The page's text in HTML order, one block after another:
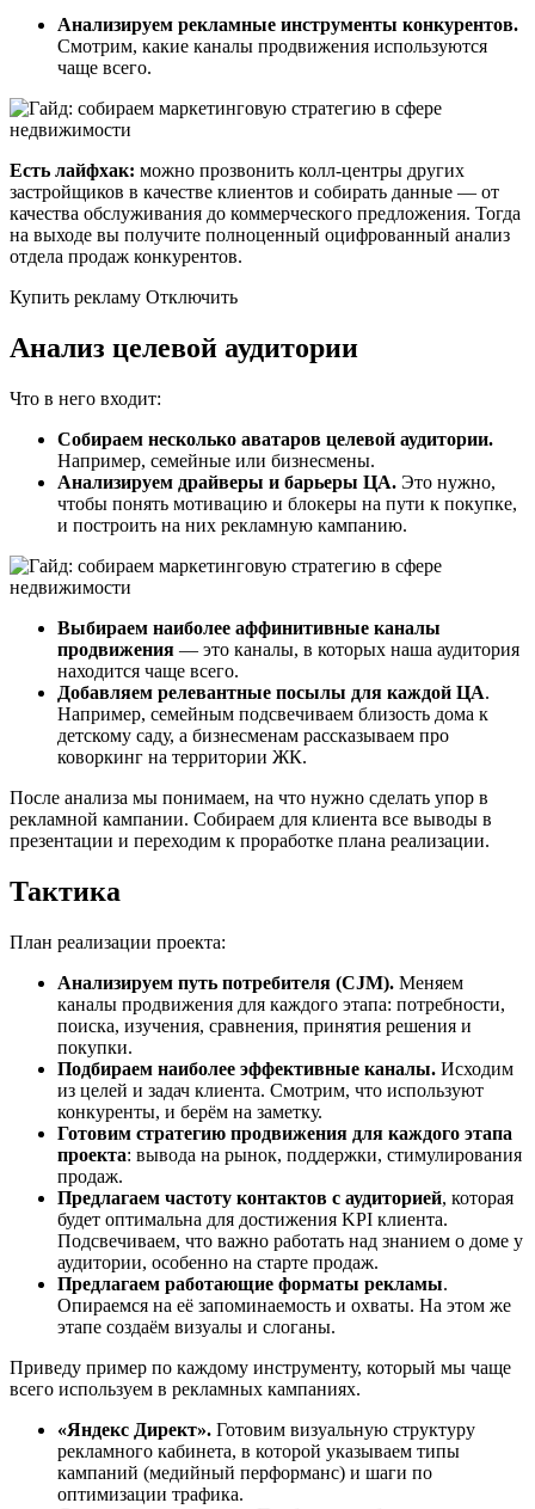
Анализируем рекламные инструменты конкурентов.
Смотрим, какие каналы продвижения используются
чаще всего.
Есть лайфхак: можно прозвонить колл-центры других
застройщиков в качестве клиентов и собирать данные — от
качества обслуживания до коммерческого предложения. Тогда
на выходе вы получите полноценный оцифрованный анализ
отдела продаж конкурентов.
Купить рекламу Отключить
Анализ целевой аудитории
Что в него входит:
Собираем несколько аватаров целевой аудитории.
Например, семейные или бизнесмены.
Анализируем драйверы и барьеры ЦА. Это нужно,
чтобы понять мотивацию и блокеры на пути к покупке,
и построить на них рекламную кампанию.
Выбираем наиболее аффинитивные каналы
продвижения — это каналы, в которых наша аудитория
находится чаще всего.
Добавляем релевантные посылы для каждой ЦА.
Например, семейным подсвечиваем близость дома к
детскому саду, а бизнесменам рассказываем про
коворкинг на территории ЖК.
После анализа мы понимаем, на что нужно сделать упор в
рекламной кампании. Собираем для клиента все выводы в
презентации и переходим к проработке плана реализации.
Тактика
План реализации проекта:
Анализируем путь потребителя (CJM). Меняем
каналы продвижения для каждого этапа: потребности,
поиска, изучения, сравнения, принятия решения и
покупки.
Подбираем наиболее эффективные каналы. Исходим
из целей и задач клиента. Смотрим, что используют
конкуренты, и берём на заметку.
Готовим стратегию продвижения для каждого этапа
проекта: вывода на рынок, поддержки, стимулирования
продаж.
Предлагаем частоту контактов с аудиторией, которая
будет оптимальна для достижения KPI клиента.
Подсвечиваем, что важно работать над знанием о доме у
аудитории, особенно на старте продаж.
Предлагаем работающие форматы рекламы.
Опираемся на её запоминаемость и охваты. На этом же
этапе создаём визуалы и слоганы.
Приведу пример по каждому инструменту, который мы чаще
всего используем в рекламных кампаниях.
«Яндекс Директ». Готовим визуальную структуру
рекламного кабинета, в которой указываем типы
кампаний (медийный перформанс) и шаги по
оптимизации трафика.